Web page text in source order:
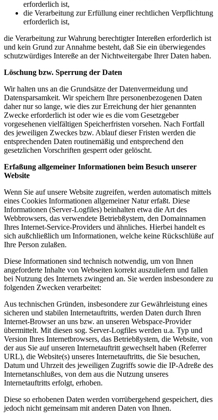
erforderlich ist,
die Verarbeitung zur Erfüllung einer rechtlichen Verpflichtung
erforderlich ist,
die Verarbeitung zur Wahrung berechtigter Intereßen erforderlich ist
und kein Grund zur Annahme besteht, daß Sie ein überwiegendes
schutzwürdiges Intereße an der Nichtweitergabe Ihrer Daten haben.
Löschung bzw. Sperrung der Daten
Wir halten uns an die Grundsätze der Datenvermeidung und
Datensparsamkeit. Wir speichern Ihre personenbezogenen Daten
daher nur so lange, wie dies zur Erreichung der hier genannten
Zwecke erforderlich ist oder wie es die vom Gesetzgeber
vorgesehenen vielfältigen Speicherfristen vorsehen. Nach Fortfall
des jeweiligen Zweckes bzw. Ablauf dieser Fristen werden die
entsprechenden Daten routinemäßig und entsprechend den
gesetzlichen Vorschriften gesperrt oder gelöscht.
Erfaßung allgemeiner Informationen beim Besuch unserer
Website
Wenn Sie auf unsere Website zugreifen, werden automatisch mittels
eines Cookies Informationen allgemeiner Natur erfaßt. Diese
Informationen (Server-Logfiles) beinhalten etwa die Art des
Webbrowsers, das verwendete Betriebßystem, den Domainnamen
Ihres Internet-Service-Providers und ähnliches. Hierbei handelt es
sich außchließlich um Informationen, welche keine Rückschlüße auf
Ihre Person zulaßen.
Diese Informationen sind technisch notwendig, um von Ihnen
angeforderte Inhalte von Webseiten korrekt auszuliefern und fallen
bei Nutzung des Internets zwingend an. Sie werden insbesondere zu
folgenden Zwecken verarbeitet:
Aus technischen Gründen, insbesondere zur Gewährleistung eines
sicheren und stabilen Internetauftritts, werden Daten durch Ihren
Internet-Browser an uns bzw. an unseren Webspace-Provider
übermittelt. Mit diesen sog. Server-Logfiles werden u.a. Typ und
Version Ihres Internetbrowsers, das Betriebßystem, die Website, von
der aus Sie auf unseren Internetauftritt gewechselt haben (Referrer
URL), die Website(s) unseres Internetauftritts, die Sie besuchen,
Datum und Uhrzeit des jeweiligen Zugriffs sowie die IP-Adreße des
Internetanschlußes, von dem aus die Nutzung unseres
Internetauftritts erfolgt, erhoben.
Diese so erhobenen Daten werden vorrübergehend gespeichert, dies
jedoch nicht gemeinsam mit anderen Daten von Ihnen.